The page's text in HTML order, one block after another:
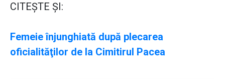
CITEŞTE ŞI:
Femeie înjunghiată după plecarea
oficialităţilor de la Cimitirul Pacea